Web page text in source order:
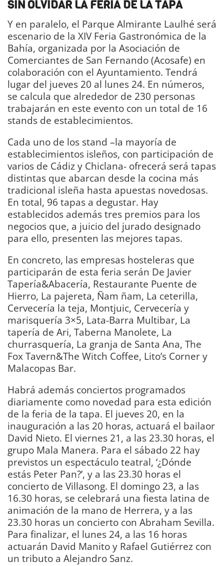
SIN OLVIDAR LA FERIA DE LA TAPA
Y en paralelo, el Parque Almirante Laulhé será
escenario de la XIV Feria Gastronómica de la
Bahía, organizada por la Asociación de
Comerciantes de San Fernando (Acosafe) en
colaboración con el Ayuntamiento. Tendrá
lugar del jueves 20 al lunes 24. En números,
se calcula que alrededor de 230 personas
trabajarán en este evento con un total de 16
stands de establecimientos.
Cada uno de los stand –la mayoría de
establecimientos isleños, con participación de
varios de Cádiz y Chiclana- ofrecerá será tapas
distintas que abarcan desde la cocina más
tradicional isleña hasta apuestas novedosas.
En total, 96 tapas a degustar. Hay
establecidos además tres premios para los
negocios que, a juicio del jurado designado
para ello, presenten las mejores tapas.
En concreto, las empresas hosteleras que
participarán de esta feria serán De Javier
Tapería&Abacería, Restaurante Puente de
Hierro, La pajereta, Ñam ñam, La ceterilla,
Cervecería la teja, Montjuic, Cervecería y
marisquería 3×5, Lata-Barra Multibar, La
tapería de Ari, Taberna Manolete, La
churrasquería, La granja de Santa Ana, The
Fox Tavern&The Witch Coffee, Lito’s Corner y
Malacopas Bar.
Habrá además conciertos programados
diariamente como novedad para esta edición
de la feria de la tapa. El jueves 20, en la
inauguración a las 20 horas, actuará el bailaor
David Nieto. El viernes 21, a las 23.30 horas, el
grupo Mala Manera. Para el sábado 22 hay
previstos un espectáculo teatral, ‘¿Dónde
estás Peter Pan?’, y a las 23.30 horas el
concierto de Villasong. El domingo 23, a las
16.30 horas, se celebrará una fiesta latina de
animación de la mano de Herrera, y a las
23.30 horas un concierto con Abraham Sevilla.
Para finalizar, el lunes 24, a las 16 horas
actuarán David Manito y Rafael Gutiérrez con
un tributo a Alejandro Sanz.